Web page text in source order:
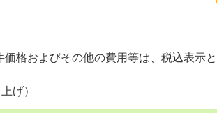
価格およびその他の費用等は、税込表示と
げ）